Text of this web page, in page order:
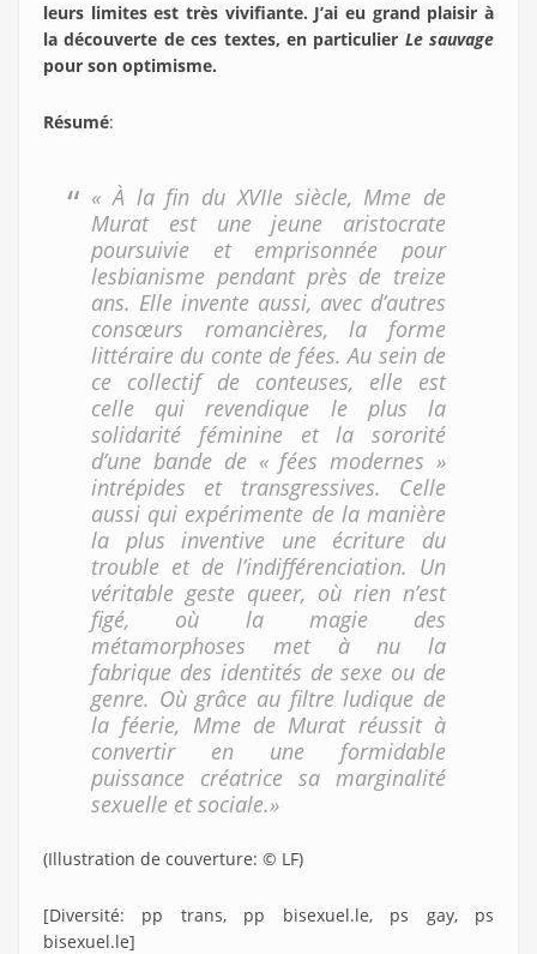
leurs limites est très vivifiante. J’ai eu grand plaisir à
la découverte de ces textes, en particulier Le sauvage
pour son optimisme.
Résumé:
« À la fin du XVIIe siècle, Mme de
Murat est une jeune aristocrate
poursuivie et emprisonnée pour
lesbianisme pendant près de treize
ans. Elle invente aussi, avec d’autres
consœurs romancières, la forme
littéraire du conte de fées. Au sein de
ce collectif de conteuses, elle est
celle qui revendique le plus la
solidarité féminine et la sororité
d’une bande de « fées modernes »
intrépides et transgressives. Celle
aussi qui expérimente de la manière
la plus inventive une écriture du
trouble et de l’indifférenciation. Un
véritable geste queer, où rien n’est
figé, où la magie des
métamorphoses met à nu la
fabrique des identités de sexe ou de
genre. Où grâce au filtre ludique de
la féerie, Mme de Murat réussit à
convertir en une formidable
puissance créatrice sa marginalité
sexuelle et sociale.»
(Illustration de couverture: © LF)
[Diversité: pp trans, pp bisexuel.le, ps gay, ps
bisexuel.le]